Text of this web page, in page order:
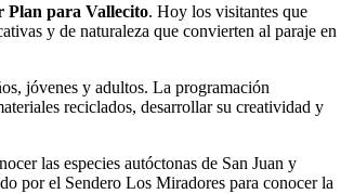
Plan para Vallecito. Hoy los visitantes que
y de naturaleza que convierten al paraje en
jóvenes y adultos. La programación
reciclados, desarrollar su creatividad y
las especies autóctonas de San Juan y
por el Sendero Los Miradores para conocer la